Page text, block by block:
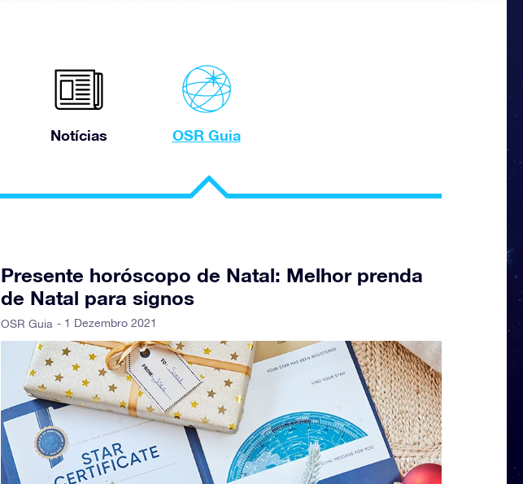
Notícias OSR Guia
Presente horóscopo de Natal: Melhor prenda
de Natal para signos
OSR Guia - 1 Dezembro 2021